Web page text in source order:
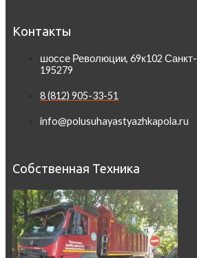
Контакты
шоссе Революции, 69к102
195279
8 (812) 905-33-51
info@polusuhayastyazhkapola.ru
Собственная Техника